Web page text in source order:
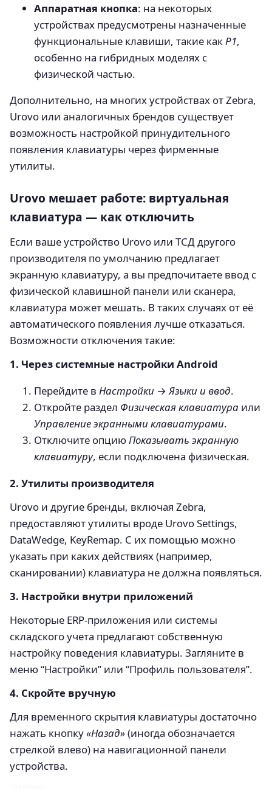
Аппаратная кнопка: на некоторых
устройствах предусмотрены назначенные
функциональные клавиши, такие какP1,
особенно на гибридных моделях с
физической частью.
Дополнительно, на многих устройствах от Zebra,
Urovo или аналогичных брендов существует
возможность настройкой принудительного
появления клавиатуры через фирменные
утилиты.
Urovo мешает работе: виртуальная
клавиатура — как отключить
Если ваше устройство Urovo или ТСД другого
производителя по умолчанию предлагает
экранную клавиатуру, а вы предпочитаете ввод с
физической клавишной панели или сканера,
клавиатура может мешать. В таких случаях от её
автоматического появления лучше отказаться.
Возможности отключения такие:
1. Через системные настройки Android
Перейдите в Настройки →Языки и ввод.
Откройте раздел Физическая клавиатура или
Управление экранными клавиатурами.
Отключите опцию Показывать экранную
клавиатуру, если подключена физическая.
2. Утилиты производителя
Urovo и другие бренды, включая Zebra,
предоставляют утилиты вроде Urovo Settings,
DataWedge, KeyRemap. С их помощью можно
указать при каких действиях (например,
сканировании) клавиатура не должна появляться.
3. Настройки внутри приложений
Некоторые ERP-приложения или системы
складского учета предлагают собственную
настройку поведения клавиатуры. Загляните в
меню “Настройки” или “Профиль пользователя”.
4. Скройте вручную
Для временного скрытия клавиатуры достаточно
нажать кнопку«Назад»(иногда обозначается
стрелкой влево) на навигационной панели
устройства.